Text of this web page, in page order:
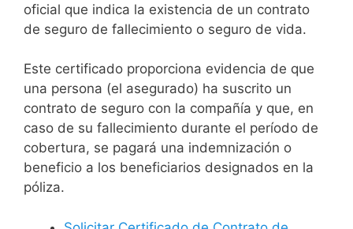
oficial que indica la existencia de un contrato
de seguro de fallecimiento o seguro de vida.
Este certificado proporciona evidencia de que
una persona (el asegurado) ha suscrito un
contrato de seguro con la compañía y que, en
caso de su fallecimiento durante el período de
cobertura, se pagará una indemnización o
beneficio a los beneficiarios designados en la
póliza.